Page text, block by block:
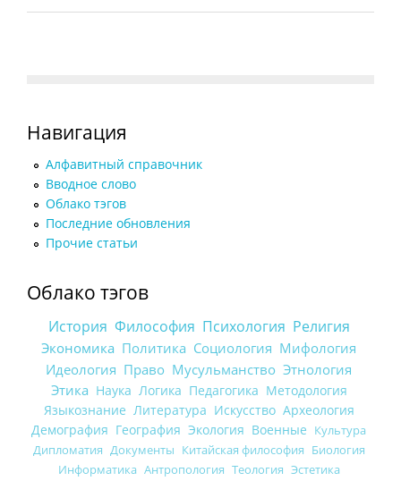
Навигация
Алфавитный справочник
Вводное слово
Облако тэгов
Последние обновления
Прочие статьи
Облако тэгов
История Философия Психология Религия
Экономика Политика Социология Мифология
Идеология Право Мусульманство Этнология
Этика Наука Логика Педагогика Методология
Языкознание Литература Искусство Археология
Демография География Экология Военные Культура
Дипломатия Документы Китайская философия Биология
Информатика Антропология Теология Эстетика